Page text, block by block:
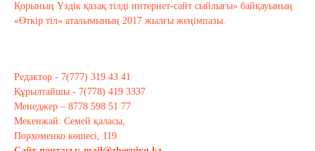
Қорының Үздік қазақ тілді интернет-сайт сыйлығы» байқауының
«Өткір тіл» аталымының 2017 жылғы жеңімпазы.
Редактор - 7(777) 319 43 41
Құрылтайшы - 7(778) 419 3337
Менеджер – 8778 598 51 77
Мекенжай: Семей қаласы,
Порхоменко көшесі, 119